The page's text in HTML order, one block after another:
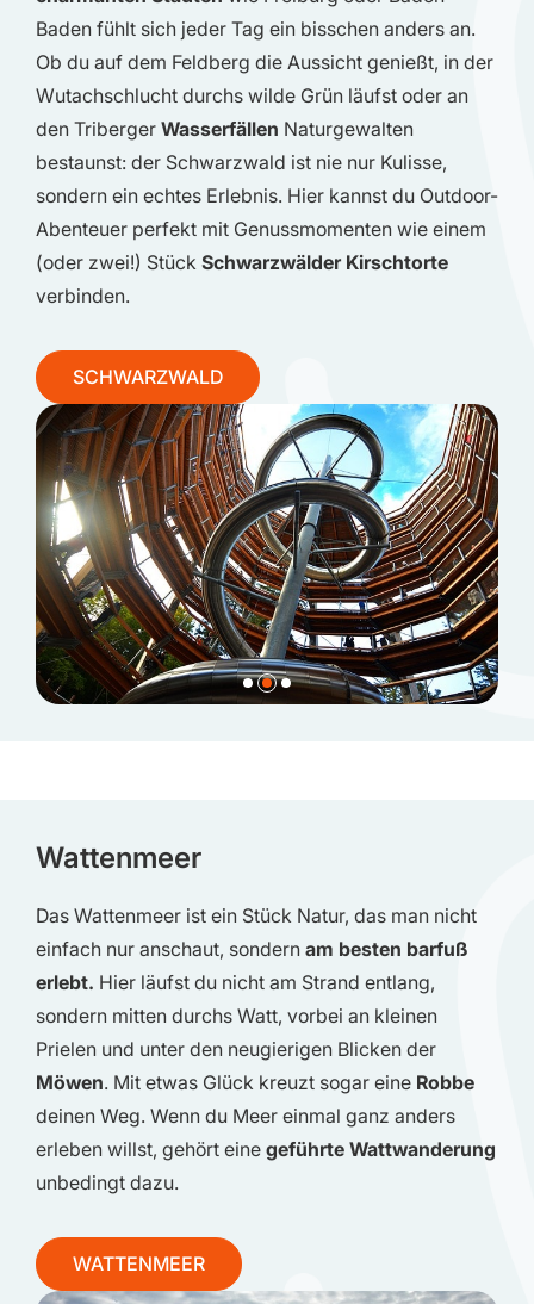
Baden fühlt sich jeder Tag ein bisschen anders an.
Ob du auf dem Feldberg die Aussicht genießt, in der
Wutachschlucht durchs wilde Grün läufst oder an
den Triberger Wasserfällen Naturgewalten
bestaunst: der Schwarzwald ist nie nur Kulisse,
sondern ein echtes Erlebnis. Hier kannst du Outdoor-
Abenteuer perfekt mit Genussmomenten wie einem
(oder zwei!) Stück Schwarzwälder Kirschtorte
verbinden.
SCHWARZWALD
Wattenmeer
Das Wattenmeer ist ein Stück Natur, das man nicht
einfach nur anschaut, sondern am besten barfuß
erlebt. Hier läufst du nicht am Strand entlang,
sondern mitten durchs Watt, vorbei an kleinen
Prielen und unter den neugierigen Blicken der
Möwen. Mit etwas Glück kreuzt sogar eine Robbe
deinen Weg. Wenn du Meer einmal ganz anders
erleben willst, gehört eine geführte Wattwanderung
unbedingt dazu.
WATTENMEER